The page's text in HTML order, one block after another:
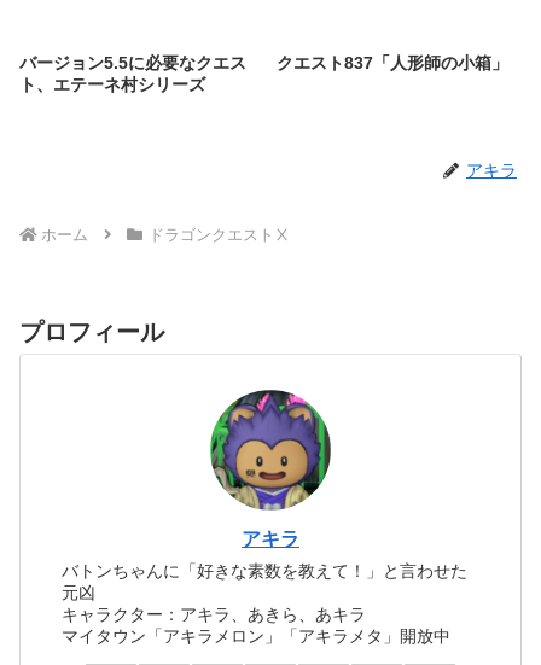
バージョン5.5に必要なクエス
ト、エテーネ村シリーズ
クエスト837「人形師の小箱」
アキラ
ホーム ドラゴンクエストⅩ
プロフィール
アキラ
バトンちゃんに「好きな素数を教えて！」と言わせた
元凶
キャラクター：アキラ、あきら、あキラ
マイタウン「アキラメロン」「アキラメタ」開放中